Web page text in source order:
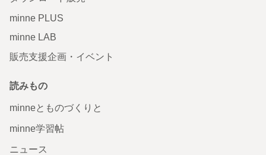
minne PLUS
minne LAB
販売支援企画・イベント
読みもの
minneとものづくりと
minne学習帖
ニュース